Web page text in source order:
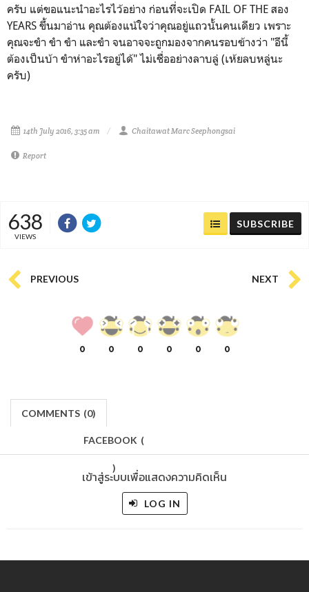
ครับ แต่ขอแนะนำอะไรไว้อย่าง ก่อนที่จะเปิด FAIL OF THE สอง
YEARS ขึ้นมาอ่าน คุณต้องแน้ใจว่าคุณอยู่แถวนั้นคนเดียว เพราะ
คุณจะขำ ขำ ขำ และขำ จนอาจจะถูกมองจากคนรอบข้างว่า "อีนี้
ต้องเป็นบ้า ขำห่าอะไรอยู่ได้" ไม่เชื่ออย่างลาบลู่ (เห้ยลบหลู่นะ
ครับ)
14th July 2016, 3:35 am Chaitawat Marc Seephongsai
Report
638
VIEWS
SUBSCRIBE
PREVIOUS NEXT
0 0 0 0 0 0
COMMENTS (0)
FACEBOOK (
)
เข้าสู่ระบบเพื่อแสดงความคิดเห็น
LOG IN